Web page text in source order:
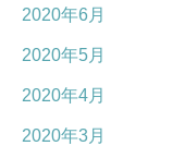
2020年6月
2020年5月
2020年4月
2020年3月